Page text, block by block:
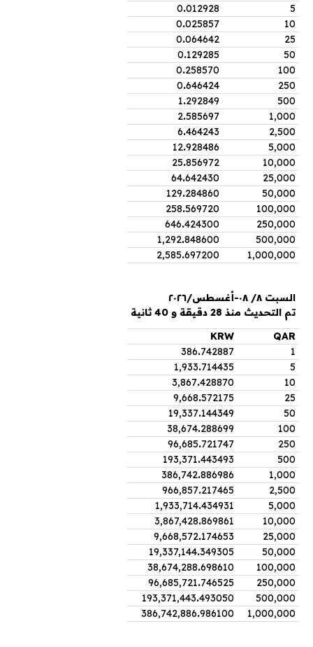
5
0.012928
10
0.025857
25
0.064642
50
0.129285
100
0.258570
250
0.646424
500
1.292849
1,000
2.585697
2,500
6.464243
5,000
12.928486
10,000
25.856972
25,000
64.642430
50,000
129.284860
100,000
258.569720
250,000
646.424300
500,000
1,292.848600
1,000,000
2,585.697200
السبت ٨/ ٠٨-أغسطس/٢٠٢٦
تم التحديث منذ 28 دقيقة و 40 ثانية
QAR
KRW
1
386.742887
5
1,933.714435
10
3,867.428870
25
9,668.572175
50
19,337.144349
100
38,674.288699
250
96,685.721747
500
193,371.443493
1,000
386,742.886986
2,500
966,857.217465
5,000
1,933,714.434931
10,000
3,867,428.869861
25,000
9,668,572.174653
50,000
19,337,144.349305
100,000
38,674,288.698610
250,000
96,685,721.746525
500,000
193,371,443.493050
1,000,000
386,742,886.986100